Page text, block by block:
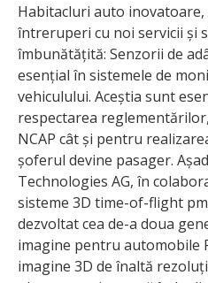
Habitacluri auto
întreruperi cu noi servicii și
îmbunătățită: Senzorii de
esențial în sistemele de
vehiculului. Aceștia sunt
respectarea
NCAP cât și pentru
șoferul devine pasager.
Technologies AG, în
sisteme 3D time-of-flight
dezvoltat cea de-a doua
imagine pentru automobile
imagine 3D de înaltă